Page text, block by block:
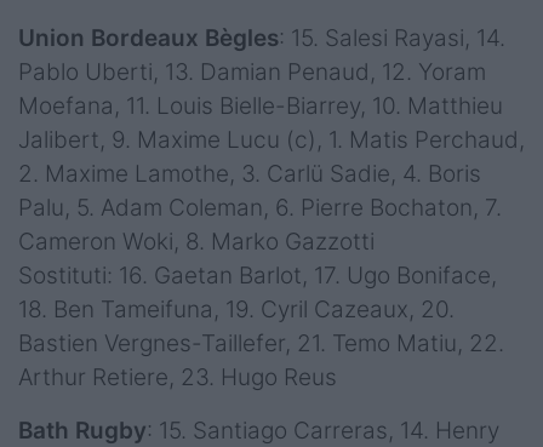
Union Bordeaux Bègles: 15. Salesi Rayasi, 14.
Pablo Uberti, 13. Damian Penaud, 12. Yoram
Moefana, 11. Louis Bielle-Biarrey, 10. Matthieu
Jalibert, 9. Maxime Lucu (c), 1. Matis Perchaud,
2. Maxime Lamothe, 3. Carlü Sadie, 4. Boris
Palu, 5. Adam Coleman, 6. Pierre Bochaton, 7.
Cameron Woki, 8. Marko Gazzotti
Sostituti: 16. Gaetan Barlot, 17. Ugo Boniface,
18. Ben Tameifuna, 19. Cyril Cazeaux, 20.
Bastien Vergnes-Taillefer, 21. Temo Matiu, 22.
Arthur Retiere, 23. Hugo Reus
Bath Rugby: 15. Santiago Carreras, 14. Henry